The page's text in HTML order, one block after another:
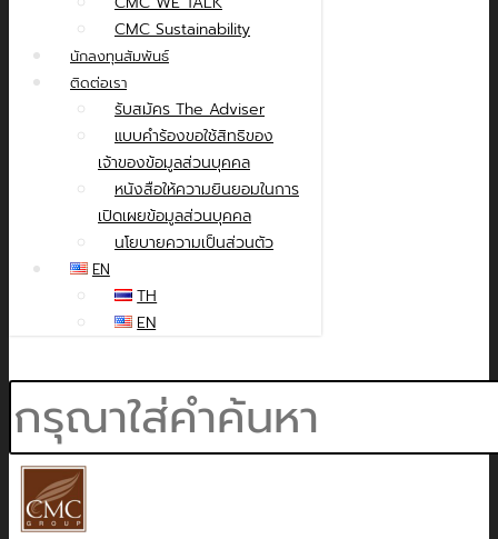
CMC Sustainability
นักลงทุนสัมพันธ์
ติดต่อเรา
รับสมัคร The Adviser
แบบคำร้องขอใช้สิทธิของ
เจ้าของข้อมูลส่วนบุคคล
หนังสือให้ความยินยอมในการ
เปิดเผยข้อมูลส่วนบุคคล
นโยบายความเป็นส่วนตัว
EN
TH
EN